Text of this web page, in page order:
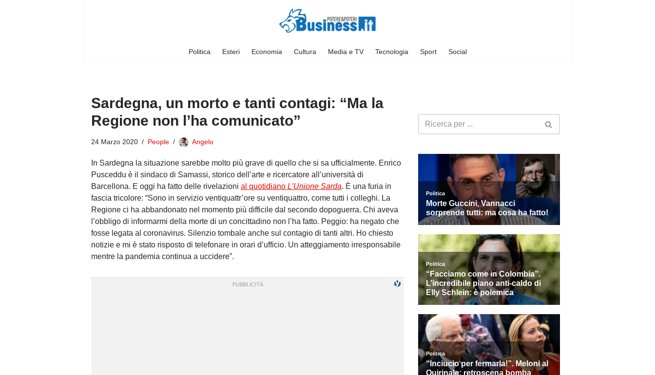
Politica Esteri Economia Cultura Media e TV Tecnologia Sport Social
Sardegna, un morto e tanti contagi: “Ma la
Regione non l’ha comunicato”
24 Marzo 2020 People Angelo
In Sardegna la situazione sarebbe molto più grave di quello che si sa ufficialmente. Enrico
Pusceddu è il sindaco di Samassi, storico dell’arte e ricercatore all’università di
Barcellona. E oggi ha fatto delle rivelazioni al quotidiano L’Unione Sarda. È una furia in
fascia tricolore: “Sono in servizio ventiquattr’ore su ventiquattro, come tutti i colleghi. La
Regione ci ha abbandonato nel momento più difficile dal secondo dopoguerra. Chi aveva
l’obbligo di informarmi della morte di un concittadino non l’ha fatto. Peggio: ha negato che
fosse legata al coronavirus. Silenzio tombale anche sul contagio di tanti altri. Ho chiesto
notizie e mi è stato risposto di telefonare in orari d’ufficio. Un atteggiamento irresponsabile
mentre la pandemia continua a uccidere”.